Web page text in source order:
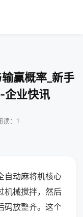
赢概率_新手
企业快讯
：1
自动麻将机核心
机械搅拌，然后
码放整齐。这个